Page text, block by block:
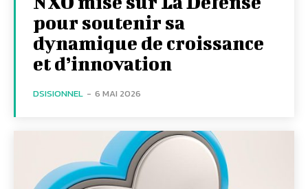
pour soutenir sa
dynamique de croissance
et d’innovation
DSISIONNEL - 6 MAI 2026